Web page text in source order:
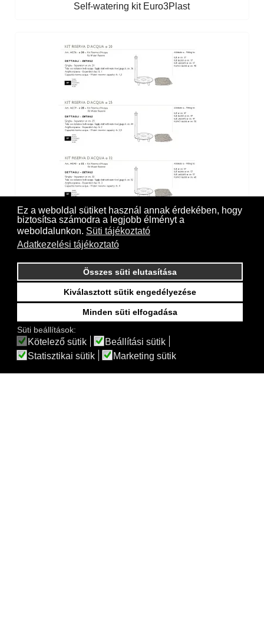
Ez a weboldal sütiket használ annak érdekében, hogy
biztosítsa számodra a legjobb élményt a
weboldalunkon. Süti tájékoztató
Adatkezelési tájékoztató
Összes süti elutasítása
Kiválasztott sütik engedélyezése
Minden süti elfogadása
Süti beállítások:
Kötelező sütik
Beállítási sütik
Statisztikai sütik
Marketing sütik
Self-watering kit Euro3Plast
Self-watering kit Euro3Plast round